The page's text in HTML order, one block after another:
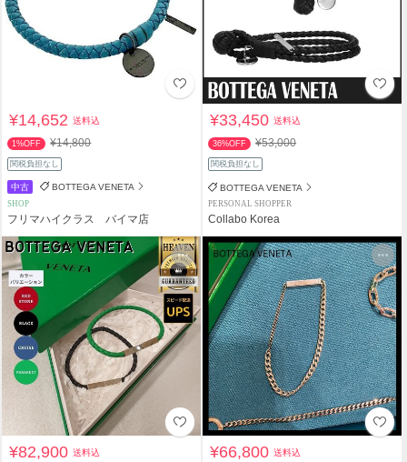
¥14,652送料込
1%OFF ¥14,800
関税負担なし
中古 BOTTEGA VENETA
SHOP
フリマハイクラス バイマ店
¥33,450送料込
36%OFF ¥53,000
関税負担なし
BOTTEGA VENETA
PERSONAL SHOPPER
Collabo Korea
¥82,900送料込 ¥66,800送料込